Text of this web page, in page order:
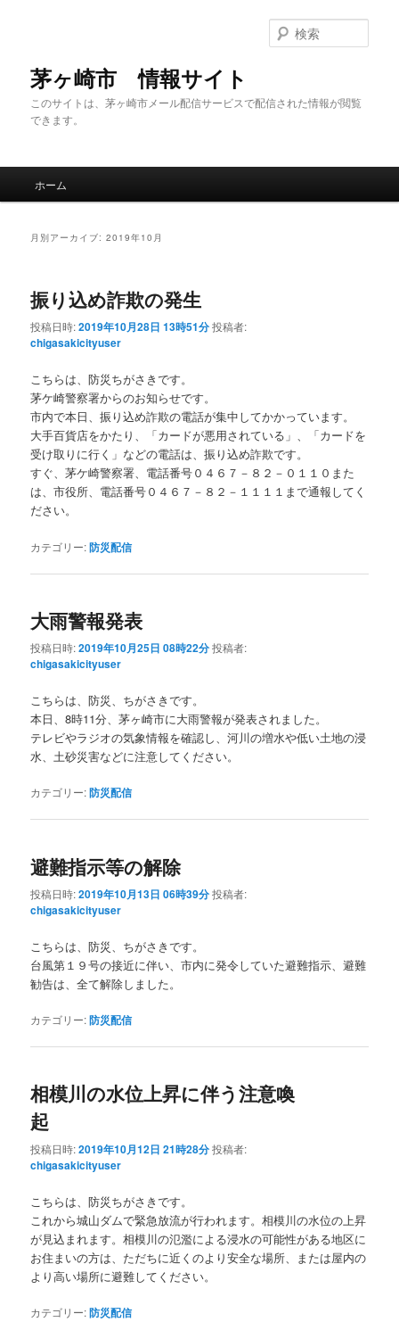
茅ヶ崎市 情報サイト
このサイトは、茅ヶ崎市メール配信サービスで配信された情報が閲覧
できます。
索
ホーム
月別アーカイブ:2019年10月
振り込め詐欺の発生
投稿日時:2019年10月28日 13時51分投稿者:
chigasakicityuser
こちらは、防災ちがさきです。
茅ケ崎警察署からのお知らせです。
市内で本日、振り込め詐欺の電話が集中してかかっています。
大手百貨店をかたり、「カードが悪用されている」、「カードを
受け取りに行く」などの電話は、振り込め詐欺です。
すぐ、茅ケ崎警察署、電話番号０４６７－８２－０１１０また
は、市役所、電話番号０４６７－８２－１１１１まで通報してく
ださい。
カテゴリー:防災配信
大雨警報発表
投稿日時:2019年10月25日 08時22分投稿者:
chigasakicityuser
こちらは、防災、ちがさきです。
本日、8時11分、茅ヶ崎市に大雨警報が発表されました。
テレビやラジオの気象情報を確認し、河川の増水や低い土地の浸
水、土砂災害などに注意してください。
カテゴリー:防災配信
避難指示等の解除
投稿日時:2019年10月13日 06時39分投稿者:
chigasakicityuser
こちらは、防災、ちがさきです。
台風第１９号の接近に伴い、市内に発令していた避難指示、避難
勧告は、全て解除しました。
カテゴリー:防災配信
相模川の水位上昇に伴う注意喚
起
投稿日時:2019年10月12日 21時28分投稿者:
chigasakicityuser
こちらは、防災ちがさきです。
これから城山ダムで緊急放流が行われます。相模川の水位の上昇
が見込まれます。相模川の氾濫による浸水の可能性がある地区に
お住まいの方は、ただちに近くのより安全な場所、または屋内の
より高い場所に避難してください。
カテゴリー:防災配信